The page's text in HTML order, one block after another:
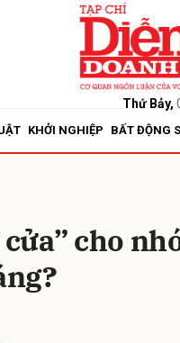
Thứ Bảy,
KHỞI NGHIỆP BẤT ĐỘNG
cho